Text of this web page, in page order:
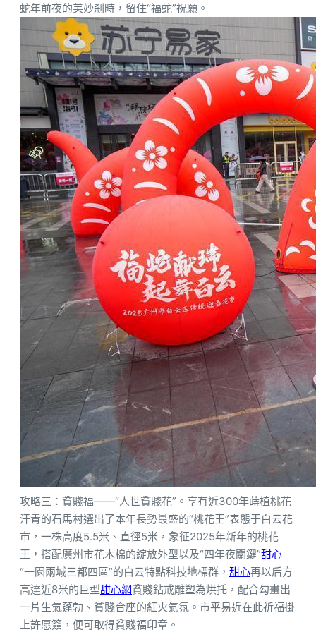
蛇年前夜的美妙剎時，留住“福蛇”祝願。
攻略三：貧賤福——“人世貧賤花”。享有近300年蒔植桃花
汗青的石馬村選出了本年長勢最盛的“桃花王”表態于白云花
市，一株高度5.5米、直徑5米，象征2025年新年的桃花
王，搭配廣州市花木棉的綻放外型以及“四年夜關鍵”甜心
“一園兩城三都四區”的白云特點科技地標群， 甜心再以后方
高達近8米的巨型甜心網貧賤鉆戒雕塑為烘托，配合勾畫出
一片生氣蓬勃、貧賤合座的紅火氣氛。市平易近在此祈福掛
上許愿簽，便可取得貧賤福印章。